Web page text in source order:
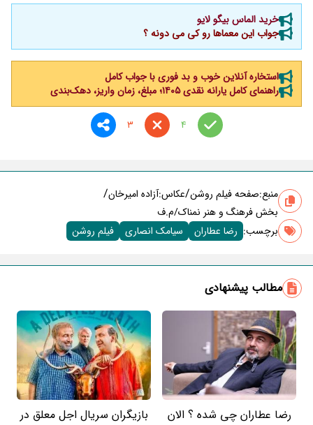
خرید الماس بیگو لایو
جواب این معماها رو کی می دونه ؟
استخاره آنلاین خوب و بد فوری با جواب کامل
راهنمای کامل یارانه نقدی ۱۴۰۵؛ مبلغ، زمان واریز، دهک‌بندی
4
3
منبع:صفحه فیلم روشن/عکاس:آزاده امیرخان/
بخش فرهنگ و هنر نمناک/م.ف
برچسب‌: رضا عطاران سیامک انصاری فیلم روشن
مطالب پیشنهادی
رضا عطاران چی شده ؟ الان
بازیگران سریال اجل معلق در